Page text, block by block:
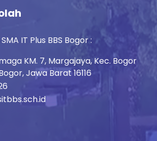
IT Plus BBS Bogor :
KM. 7, Margajaya, Kec. Bogor
Jawa Barat 16116